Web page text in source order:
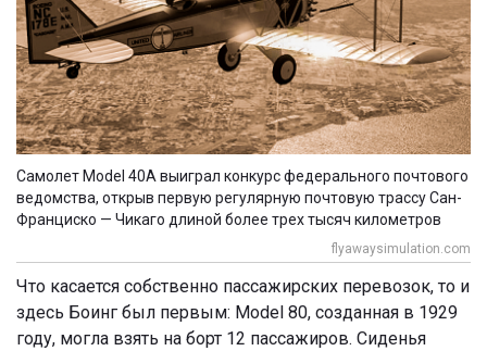
Самолет Model 40А выиграл конкурс федерального почтового
ведомства, открыв первую регулярную почтовую трассу Сан-
Франциско — Чикаго длиной более трех тысяч километров
flyawaysimulation.com
Что касается собственно пассажирских перевозок, то и
здесь Боинг был первым: Model 80, созданная в 1929
году, могла взять на борт 12 пассажиров. Сиденья